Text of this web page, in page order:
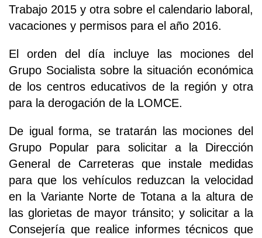
Trabajo 2015 y otra sobre el calendario laboral,
vacaciones y permisos para el año 2016.
El orden del día incluye las mociones del
Grupo Socialista sobre la situación económica
de los centros educativos de la región y otra
para la derogación de la LOMCE.
De igual forma, se tratarán las mociones del
Grupo Popular para solicitar a la Dirección
General de Carreteras que instale medidas
para que los vehículos reduzcan la velocidad
en la Variante Norte de Totana a la altura de
las glorietas de mayor tránsito; y solicitar a la
Consejería que realice informes técnicos que